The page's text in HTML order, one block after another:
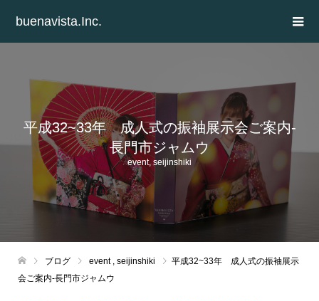
buenavista.Inc.
平成32~33年 成人式の振袖展示会ご案内-
長門市ジャムウ
event,seijinshiki
ブログ event seijinshiki
平成32~33年 成人式の振袖展示
会ご案内-長門市ジャムウ